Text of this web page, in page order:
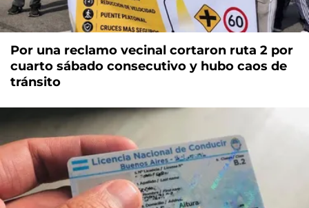
Por una reclamo vecinal cortaron ruta 2 por
cuarto sábado consecutivo y hubo caos de
tránsito